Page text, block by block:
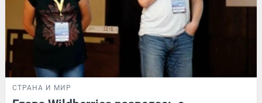
СТРАНА И МИР